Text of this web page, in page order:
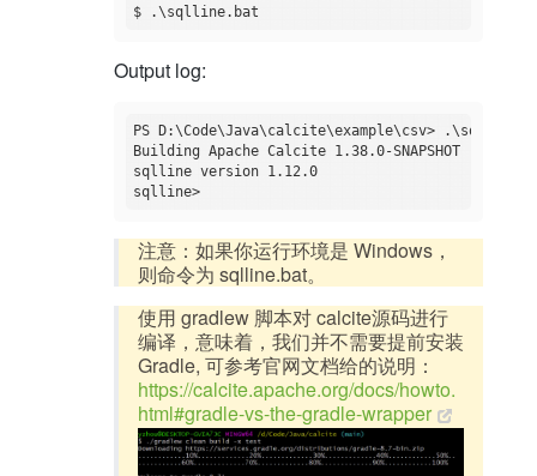
Output log:
PS D:\Code\Java\calcite\example\csv>
Building Apache Calcite 1.38.0-SNAPSHOT
sqlline version 1.12.0
sqlline>
注意：如果你运行环境是 Windows，
则命令为 sqlline.bat。
使用 gradlew 脚本对 calcite源码进行
编译，意味着，我们并不需要提前安装
Gradle, 可参考官网文档给的说明：
https://calcite.apache.org/docs/howto.
html#gradle-vs-the-gradle-wrapper